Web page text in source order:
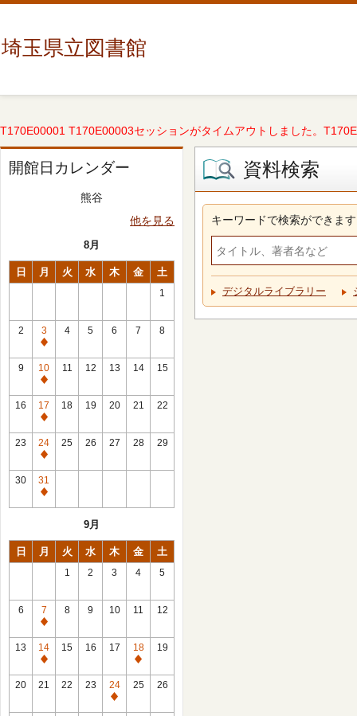
埼玉県立図書館
T170E00001 T170E00003セッションがタイムアウトしました。
開館日カレンダー
熊谷
他を見る
8月
日 月 火 水 木 金 土
1
2
3
休
館
日
4 5 6 7 8
9
10
休
館
日
11 12 13 14 15
16
17
休
館
日
18 19 20 21 22
23
24
休
館
日
25 26 27 28 29
30
31
休
9月
日 月 火 水 木 金 土
1 2 3 4 5
6
7
休
館
日
8 9 10 11 12
13
14
休
館
15 16 17
18
休
館
19
20 21 22 23
24
休
25 26
資料検索
キーワードで検索ができます
デジタルライブラリー